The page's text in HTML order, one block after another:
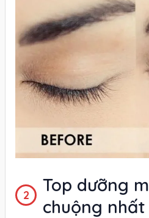
Top dưỡng
chuộng